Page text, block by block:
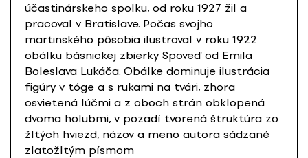
účastinárskeho spolku, od roku 1927 žil a
pracoval v Bratislave. Počas svojho
martinského pôsobia ilustroval v roku 1922
obálku básnickej zbierky Spoveď od Emila
Boleslava Lukáča. Obálke dominuje ilustrácia
figúry v tóge a s rukami na tvári, zhora
osvietená lúčmi a z oboch strán obklopená
dvoma holubmi, v pozadí tvorená štruktúra zo
žltých hviezd, názov a meno autora sádzané
zlatožltým písmom